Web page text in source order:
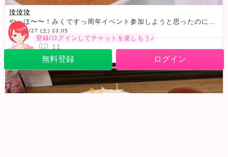
登録/ログインしてチャットを楽しもう♪
無料登録 ログイン
泣泣泣
2024/7/27 (土) 23:05
0 11